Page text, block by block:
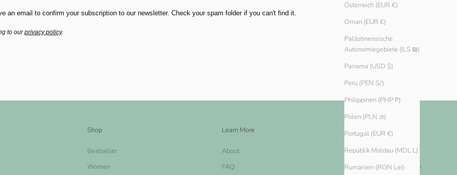
Österreich (EUR €)
Oman (EUR €)
Palästinensische
Autonomiegebiete (ILS ₪)
Panama (USD $)
Peru (PEN S/)
Philippinen (PHP ₱)
Polen (PLN zł)
Portugal (EUR €)
Republik Moldau (MDL L)
Rumänien (RON Lei)
an email to confirm your subscription to our newsletter. Check your spam folder if you can't find it.
to ourprivacy policy.
Shop
Bestseller
Women
Learn More
About
FAQ
Legal
Impressum
Nutzungsbestimmungen